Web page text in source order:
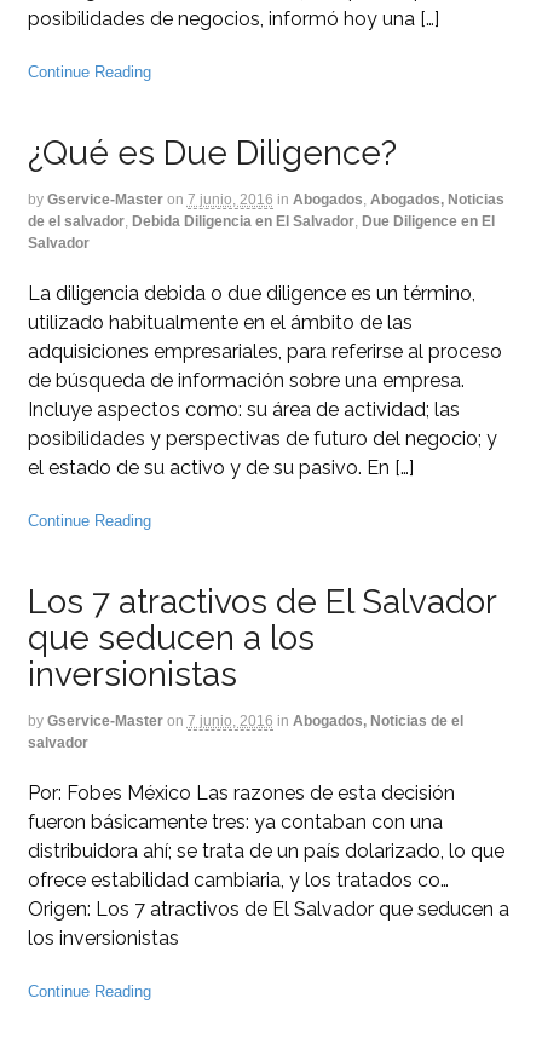
posibilidades de negocios, informó hoy una […]
Continue Reading
¿Qué es Due Diligence?
by Gservice-Master on 7 junio, 2016 in Abogados Abogados, Noticias
de el salvador, Debida Diligencia en El Salvador, Due Diligence en El
Salvador
La diligencia debida o due diligence es un término,
utilizado habitualmente en el ámbito de las
adquisiciones empresariales, para referirse al proceso
de búsqueda de información sobre una empresa.
Incluye aspectos como: su área de actividad; las
posibilidades y perspectivas de futuro del negocio; y
el estado de su activo y de su pasivo. En […]
Continue Reading
Los 7 atractivos de El Salvador
que seducen a los
inversionistas
by Gservice-Master on 7 junio, 2016 in Abogados, Noticias de el
salvador
Por: Fobes México Las razones de esta decisión
fueron básicamente tres: ya contaban con una
distribuidora ahí; se trata de un país dolarizado, lo que
ofrece estabilidad cambiaria, y los tratados co…
Origen: Los 7 atractivos de El Salvador que seducen a
los inversionistas
Continue Reading